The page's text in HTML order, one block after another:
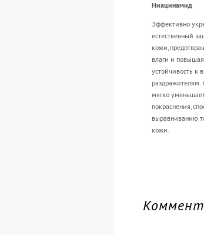
Ниацинамид
Эффективно
естественный
кожи,
влаги и
устойчивость к
раздражителям.
мягко
покраснения,
выравниванию
кожи.